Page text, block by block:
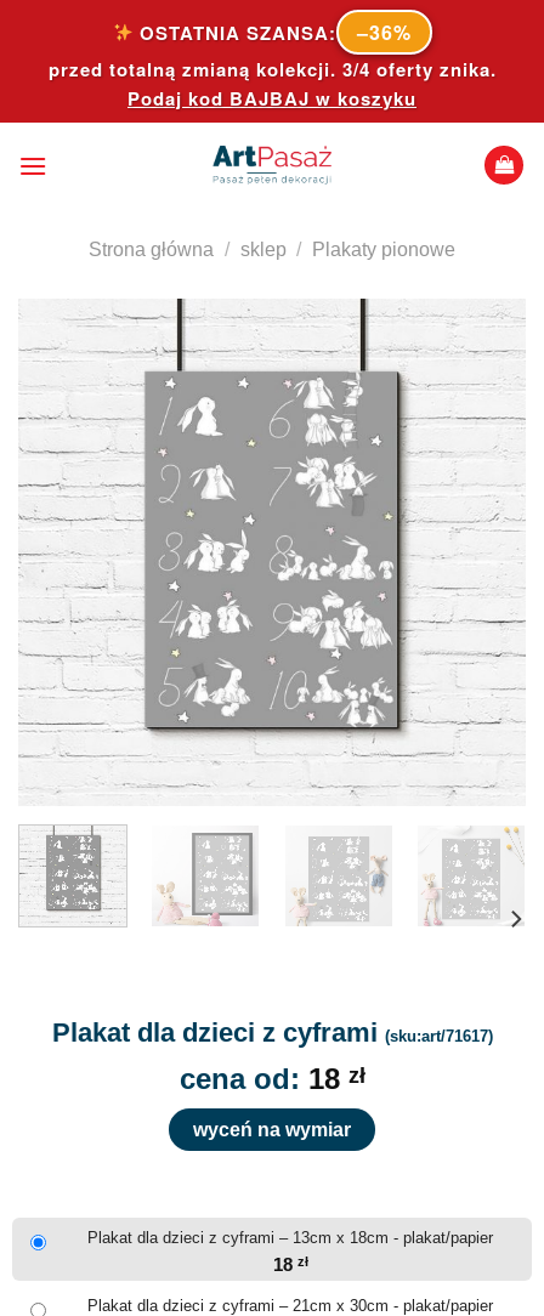
content
OSTATNIA SZANSA: –36%
przed totalną zmianą kolekcji. 3/4 oferty znika.
Podaj kod BAJBAJ w koszyku
Strona główna / sklep / Plakaty pionowe
Plakat dla dzieci z cyframi (sku:art/71617)
cena od: 18 zł
wyceń na wymiar
Plakat dla dzieci z cyframi – 13cm x 18cm - plakat/papier
18 zł
Plakat dla dzieci z cyframi – 21cm x 30cm - plakat/papier